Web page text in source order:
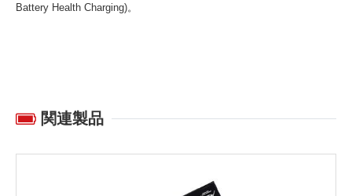
Battery Health Charging)。
関連製品